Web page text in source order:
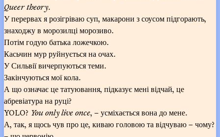
Queer theory.
У перервах я розігріваю суп, макарони з соусом підгорають,
знаходжу в морозилці морозиво.
Потім годую батька ложечкою.
Касьчин мур руйнується на очах.
У Сильвії вичерпуються теми.
Закінчуються мої кола.
А що означає це татуювання, підказує мені відчай, це
абревіатура на руці?
YOLO? You only live once, – усміхається вона до мене.
А, так, я щось чув про це, киваю головою та відчуваю – чому?